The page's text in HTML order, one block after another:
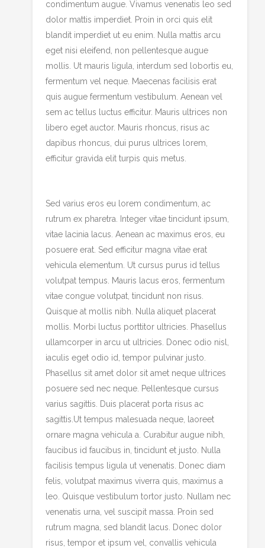
condimentum augue. Vivamus venenatis leo sed
dolor mattis imperdiet. Proin in orci quis elit
blandit imperdiet ut eu enim. Nulla mattis arcu
eget nisi eleifend, non pellentesque augue
mollis. Ut mauris ligula, interdum sed lobortis eu,
fermentum vel neque. Maecenas facilisis erat
quis augue fermentum vestibulum. Aenean vel
sem ac tellus luctus efficitur. Mauris ultrices non
libero eget auctor. Mauris rhoncus, risus ac
dapibus rhoncus, dui purus ultrices lorem,
efficitur gravida elit turpis quis metus.
Sed varius eros eu lorem condimentum, ac
rutrum ex pharetra. Integer vitae tincidunt ipsum,
vitae lacinia lacus. Aenean ac maximus eros, eu
posuere erat. Sed efficitur magna vitae erat
vehicula elementum. Ut cursus purus id tellus
volutpat tempus. Mauris lacus eros, fermentum
vitae congue volutpat, tincidunt non risus.
Quisque at mollis nibh. Nulla aliquet placerat
mollis. Morbi luctus porttitor ultricies. Phasellus
ullamcorper in arcu ut ultricies. Donec odio nisl,
iaculis eget odio id, tempor pulvinar justo.
Phasellus sit amet dolor sit amet neque ultrices
posuere sed nec neque. Pellentesque cursus
varius sagittis. Duis placerat porta risus ac
sagittis.Ut tempus malesuada neque, laoreet
ornare magna vehicula a. Curabitur augue nibh,
faucibus id faucibus in, tincidunt et justo. Nulla
facilisis tempus ligula ut venenatis. Donec diam
felis, volutpat maximus viverra quis, maximus a
leo. Quisque vestibulum tortor justo. Nullam nec
venenatis urna, vel suscipit massa. Proin sed
rutrum magna, sed blandit lacus. Donec dolor
risus, tempor et ipsum vel, convallis vehicula